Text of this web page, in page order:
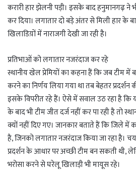
करारी हार झेलनी पड़ी। इसके बाद हनुमानगढ़ ने
कर दिया। लगातार दो बड़े अंतर से मिली हार के
खिलाडिय़ों में नाराजगी देखी जा रही है।
प्रतिभाओं को लगातार नजरंदाज कर रहे
स्थानीय खेल प्रेमियों का कहना हैं कि जब टीम में
करने का निर्णय लिया गया था तब बेहतर प्रदर्शन
इसके विपरीत रहे हैं। ऐसे में सवाल उठ रहा है कि
के बाद भी टीम जीत दर्ज नहीं कर पा रही है तो
क्यों नहीं दिए गए। जानकार बताते हैं कि जिले में
है, जिनको लगातार नजरंदाज किया जा रहा है। चयन
प्रदर्शन के आधार पर अच्छी टीम बन सकती थी,
भरोसा करने से घरेलू खिलाड़ी भी मायूस रहे।